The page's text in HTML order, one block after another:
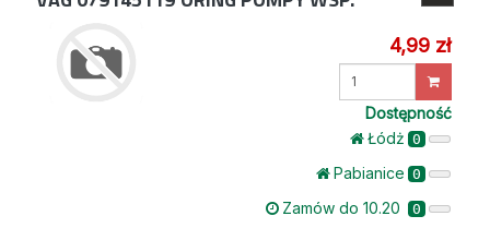
4,99 zł
Wprowadź
Dostępność
Łódż 0
Pabianice 0
Zamów do 10.20 0